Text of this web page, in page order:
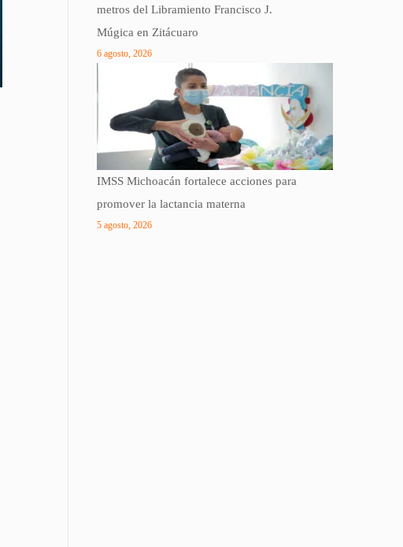
metros del Libramiento Francisco J.
Múgica en Zitácuaro
6 agosto, 2026
IMSS Michoacán fortalece acciones para
promover la lactancia materna
5 agosto, 2026